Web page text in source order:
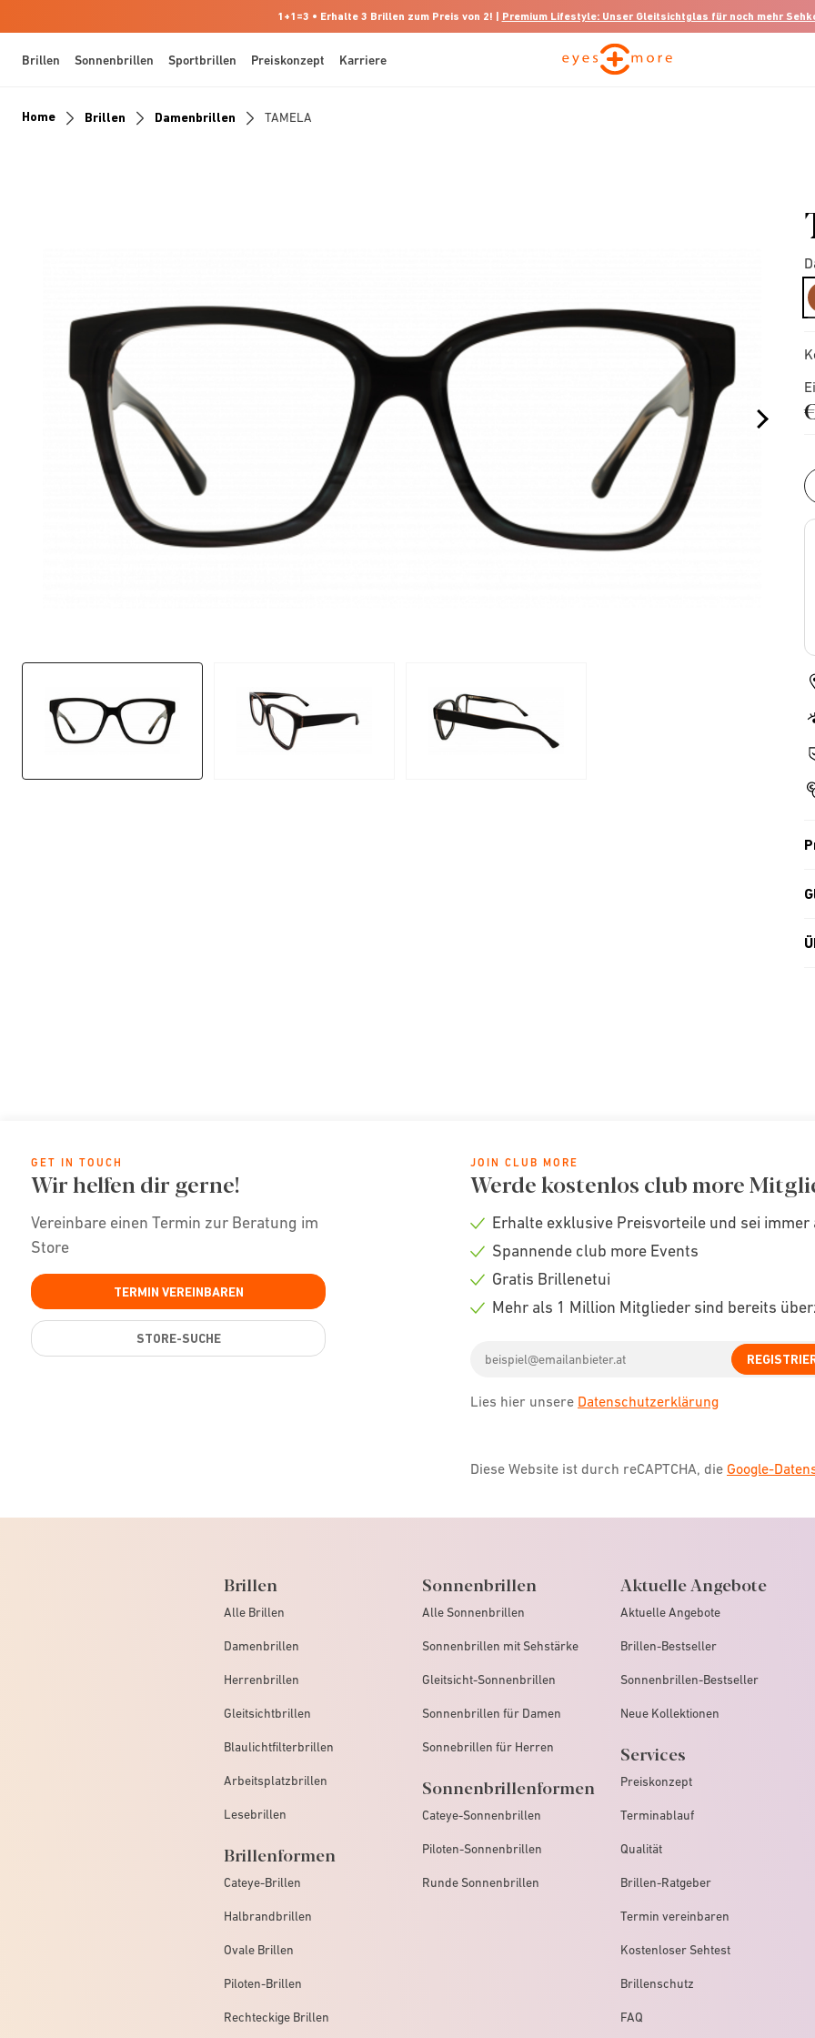
1+1=3 • Erhalte 3 Brillen zum Preis von 2! | Premium Lifestyle: Unser Gleitsichtglas für noch mehr
Brillen Sonnenbrillen Sportbrillen Preiskonzept Karriere
Home Brillen Damenbrillen TAMELA
GET IN TOUCH
Wir helfen dir gerne!
Vereinbare einen Termin zur Beratung im
Store
TERMIN VEREINBAREN
STORE-SUCHE
JOIN CLUB MORE
Werde kostenlos club more
Check
Erhalte exklusive Preisvorteile und sei
Check
Spannende club more Events
Check
Gratis Brillenetui
Mehr als 1 Million Mitglieder sind bereits
address
Lies hier unsere Datenschutzerklärung
Diese Website ist durch reCAPTCHA, die Google-
Brillen
Alle Brillen
Damenbrillen
Herrenbrillen
Gleitsichtbrillen
Blaulichtfilterbrillen
Arbeitsplatzbrillen
Lesebrillen
Brillenformen
Cateye-Brillen
Halbrandbrillen
Ovale Brillen
Piloten-Brillen
Rechteckige Brillen
Sonnenbrillen
Alle Sonnenbrillen
Sonnenbrillen mit Sehstärke
Gleitsicht-Sonnenbrillen
Sonnenbrillen für Damen
Sonnebrillen für Herren
Sonnenbrillenformen
Cateye-Sonnenbrillen
Piloten-Sonnenbrillen
Runde Sonnenbrillen
Aktuelle Angebote
Aktuelle Angebote
Brillen-Bestseller
Sonnenbrillen-Bestseller
Neue Kollektionen
Services
Preiskonzept
Terminablauf
Qualität
Brillen-Ratgeber
Termin vereinbaren
Kostenloser Sehtest
Brillenschutz
FAQ